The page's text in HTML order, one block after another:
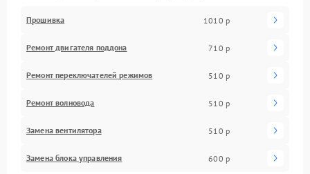
Прошивка 1010 р
Ремонт двигателя поддона 710 р
Ремонт переключателей режимов 510 р
Ремонт волновода 510 р
Замена вентилятора 510 р
Замена блока управления 600 р